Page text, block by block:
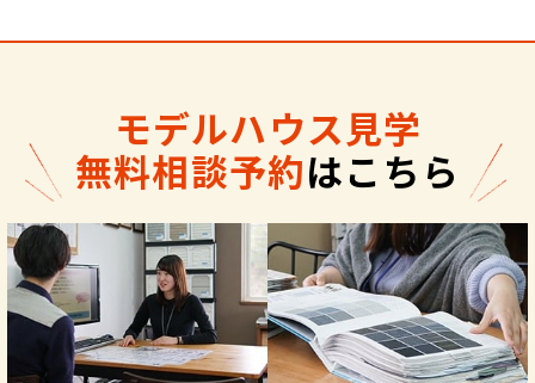
モデルハウス見学
無料相談予約はこちら